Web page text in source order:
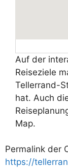
Auf der
Reiseziele
Tellerrand-
hat. Auch
Map.
Permalink der
https://